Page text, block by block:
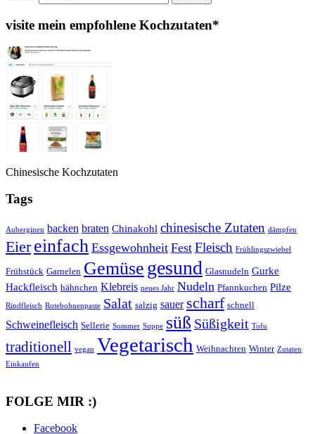
visite mein empfohlene Kochzutaten*
Chinesische Kochzutaten
Tags
Auberginen backen braten Chinakohl chinesische Zutaten dämpfen
Eier einfach Essgewohnheit Fest Fleisch Frühlingszwiebel
Frühstück Garnelen Gemüse gesund Glasnudeln Gurke
Hackfleisch hähnchen Klebreis neues Jahr Nudeln Pfannkuchen Pilze
Rindfleisch Rotebohnenpaste Salat salzig sauer scharf schnell
Schweinefleisch Sellerie Sommer Suppe süß Süßigkeit Tofu
traditionell vegan Vegetarisch Weihnachten Winter Zutaten
Einkaufen
FOLGE MIR :)
Facebook